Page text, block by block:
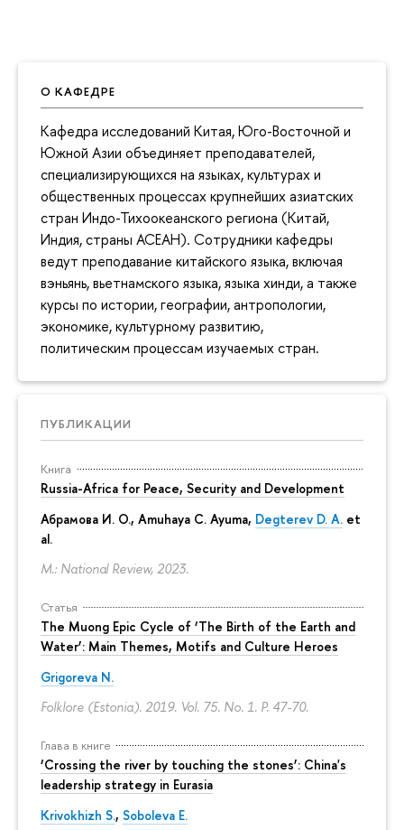
О КАФЕДРЕ
Кафедра исследований Китая, Юго-Восточной и
Южной Азии объединяет преподавателей,
специализирующихся на языках, культурах и
общественных процессах крупнейших азиатских
стран Индо-Тихоокеанского региона (Китай,
Индия, страны АСЕАН). Сотрудники кафедры
ведут преподавание китайского языка, включая
вэньянь, вьетнамского языка, языка хинди, а также
курсы по истории, географии, антропологии,
экономике, культурному развитию,
политическим процессам изучаемых стран.
ПУБЛИКАЦИИ
Книга
Russia-Africa for Peace, Security and Development
Абрамова И. О., Amuhaya C. Ayuma, Degterev D. A. et
al.
M.: National Review, 2023.
Статья
The Muong Epic Cycle of ‘The Birth of the Earth and
Water’: Main Themes, Motifs and Culture Heroes
Grigoreva N.
Folklore (Estonia). 2019. Vol. 75. No. 1. P. 47-70.
Глава в книге
‘Crossing the river by touching the stones’: China's
leadership strategy in Eurasia
Krivokhizh S., Soboleva E.